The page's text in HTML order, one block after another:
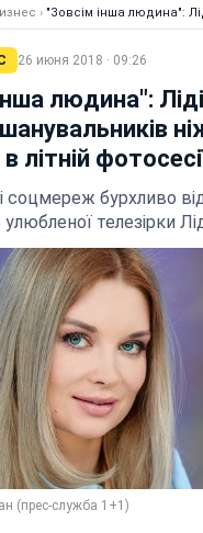
› "Зовсім інша людина":
26 июня 2018 · 09:26
людина":
літній
соцмереж бурхливо
телезірки
(прес-служба 1+1)